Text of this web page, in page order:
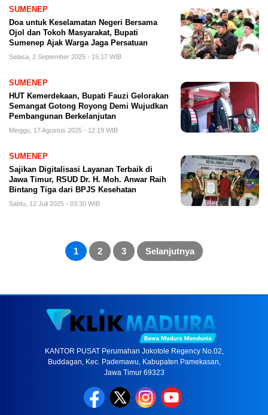
SUMENEP
Doa untuk Keselamatan Negeri Bersama
Ojol dan Tokoh Masyarakat, Bupati
Sumenep Ajak Warga Jaga Persatuan
Selasa, 2 September 2025 - 15:17 WIB
SUMENEP
HUT Kemerdekaan, Bupati Fauzi Gelorakan
Semangat Gotong Royong Demi Wujudkan
Pembangunan Berkelanjutan
Minggu, 17 Agustus 2025 - 12:19 WIB
SUMENEP
Sajikan Digitalisasi Layanan Terbaik di
Jawa Timur, RSUD Dr. H. Moh. Anwar Raih
Bintang Tiga dari BPJS Kesehatan
Sabtu, 12 Juli 2025 - 03:30 WIB
Paginasi
1 2 3 Selanjutnya
KANTOR PUSAT Perumahan Jokotole Regency No.02,
Buddagan, Kec. Pademawu, Kabupaten Pamekasan,
Jawa Timur 69323